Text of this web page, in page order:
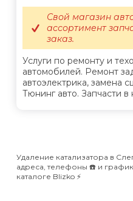
Услуги по ремонту и
автомобилей. Ремонт
автоэлектрика, замена
Тюнинг авто. Запчасти в
Свой магазин
ассортимент
заказ.
Удаление катализатора в
адреса, телефоны ☎️ и
каталоге Blizko ⚡️